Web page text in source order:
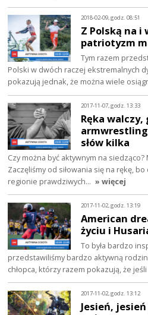
2018-02-09, godz. 08:51
Z Polską na i
patriotyzm
Tym razem
Polski w dwóch raczej ekstremalnych
pokazują jednak, że można wiele
2017-11-07, godz. 13:33
Ręka walczy,
słów kilka
Czy można być aktywnym na
Zaczęliśmy od siłowania się na rękę,
regionie prawdziwych… » więcej
2017-11-02, godz. 13:19
American
życiu i
To była bardzo
przedstawiliśmy bardzo aktywną
chłopca, którzy razem pokazują, że
2017-11-02, godz. 13:12
Jesień,